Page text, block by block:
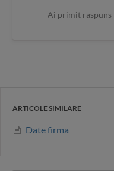
Ai primit raspuns
ARTICOLE SIMILARE
Date firma